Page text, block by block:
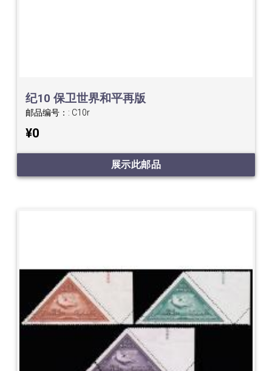
纪10 保卫世界和平再版
邮品编号：: C10r
¥0
展示此邮品